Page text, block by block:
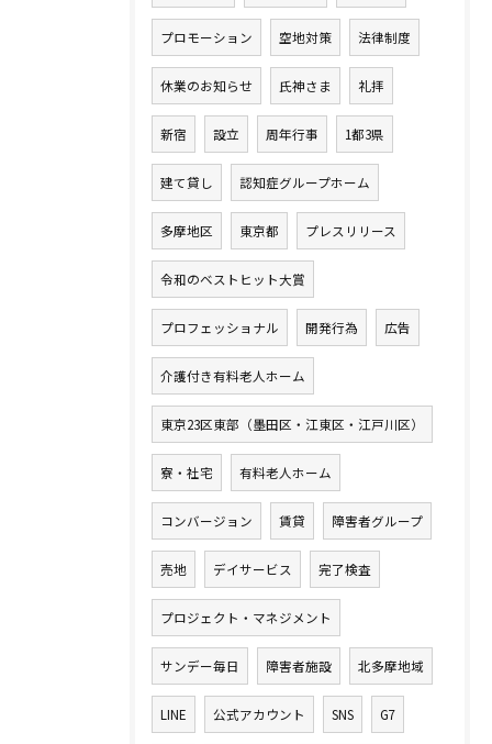
プロモーション 空地対策 法律制度
休業のお知らせ 氏神さま 礼拝
新宿 設立 周年行事 1都3県
建て貸し 認知症グループホーム
多摩地区 東京都 プレスリリース
令和のベストヒット大賞
プロフェッショナル 開発行為 広告
介護付き有料老人ホーム
東京23区東部（墨田区・江東区・江戸川区）
寮・社宅 有料老人ホーム
コンバージョン 賃貸 障害者グループ
売地 デイサービス 完了検査
プロジェクト・マネジメント
サンデー毎日 障害者施設 北多摩地域
LINE 公式アカウント SNS G7